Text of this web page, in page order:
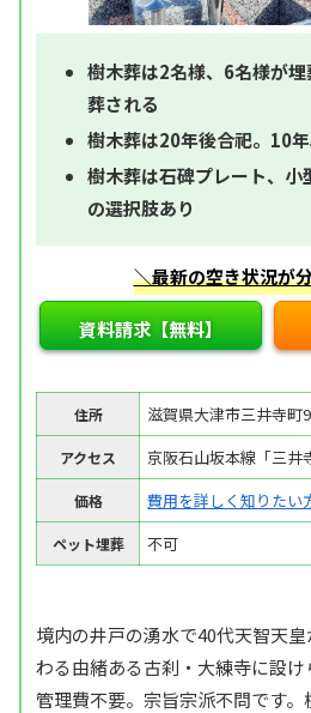
樹木葬は2名様、6名様が
葬される
樹木葬は20年後合祀。10
樹木葬は石碑プレート、小
の選択肢あり
＼最新の空き状況が
資料請求【無料】
住所 滋賀県大津市三井寺町
アクセス 京阪石山坂本線「三井
価格 費用を詳しく知りたい
ペット埋葬 不可
境内の井戸の湧水で40代天智天
わる由緒ある古刹・大練寺に設け
管理費不要。宗旨宗派不問です。